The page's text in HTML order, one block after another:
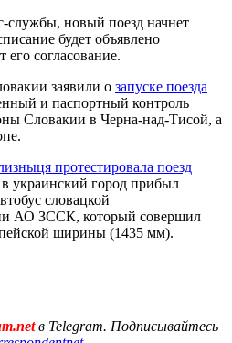
службы, новый поезд начнет
будет объявлено
его согласование.
заявили о запуске поезда
и паспортный контроль
Словакии в Черна-над-Тисой, а
протестировала поезд
в украинский город прибыл
словацкой
АО ЗССК, который совершил
ширины (1435 мм).
в Telegram. Подписывайтесь